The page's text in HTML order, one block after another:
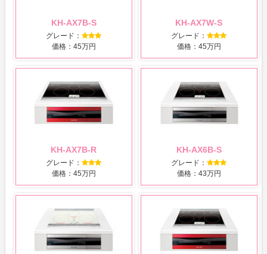
KH-AX7B-S
グレード：
価格：45万円
KH-AX7W-S
グレード：
価格：45万円
KH-AX7B-R
グレード：
価格：45万円
KH-AX6B-S
グレード：
価格：43万円